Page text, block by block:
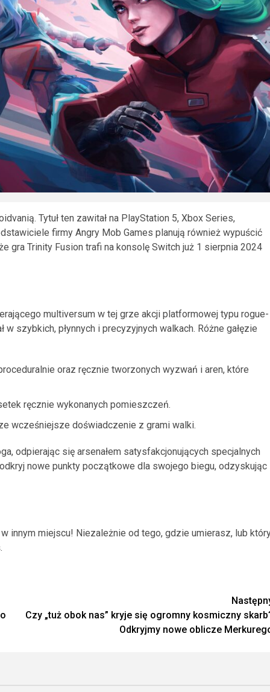
Tytuł ten zawitał na PlayStation 5, Xbox Series,
firmy Angry Mob Games planują również wypuścić
gra Trinity Fusion trafi na konsolę Switch już 1 sierpnia 2024
multiversum w tej grze akcji platformowej typu rogue-
szybkich, płynnych i precyzyjnych walkach. Różne gałęzie
oraz ręcznie tworzonych wyzwań i aren, które
ręcznie wykonanych pomieszczeń.
wcześniejsze doświadczenie z grami walki.
odpierając się arsenałem satysfakcjonujących specjalnych
nowe punkty początkowe dla swojego biegu, odzyskując
innym miejscu! Niezależnie od tego, gdzie umierasz, lub
Czy „tuż obok nas” kryje się ogromny kosmiczny
Odkryjmy nowe oblicze